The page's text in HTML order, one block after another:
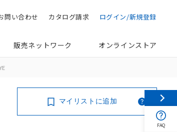
ログイン/新規登録
カタログ請求
問い合わせ
販売ネットワーク オンラインストア
マイリストに追加
FAQ